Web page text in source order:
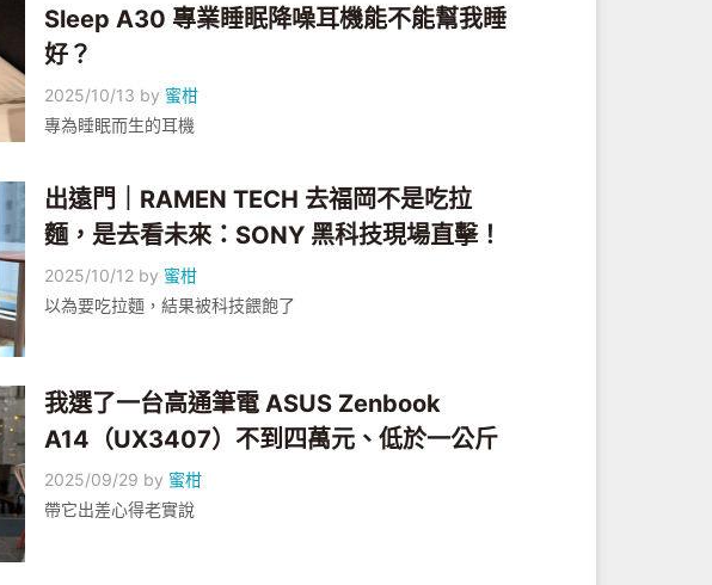
Sleep A30 專業睡眠降噪耳機能不能幫我睡
好？
2025/10/13 by 蜜柑
專為睡眠而生的耳機
出遠門｜RAMEN TECH 去福岡不是吃拉
麵，是去看未來：SONY 黑科技現場直擊！
2025/10/12 by 蜜柑
以為要吃拉麵，結果被科技餵飽了
我選了一台高通筆電 ASUS Zenbook
A14（UX3407）不到四萬元、低於一公斤
2025/09/29 by 蜜柑
帶它出差心得老實說